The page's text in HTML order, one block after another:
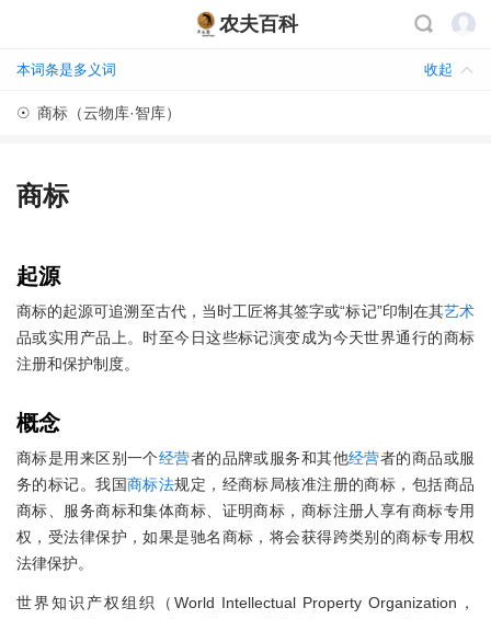
农夫百科
本词条是多义词 收起
☉ 商标（云物库·智库）
商标
起源
商标的起源可追溯至古代，当时工匠将其签字或“标记”印制在其艺术
品或实用产品上。时至今日这些标记演变成为今天世界通行的商标
注册和保护制度。
概念
商标是用来区别一个经营者的品牌或服务和其他经营者的商品或服
务的标记。我国商标法规定，经商标局核准注册的商标，包括商品
商标、服务商标和集体商标、证明商标，商标注册人享有商标专用
权，受法律保护，如果是驰名商标，将会获得跨类别的商标专用权
法律保护。
世界知识产权组织（World Intellectual Property Organization，